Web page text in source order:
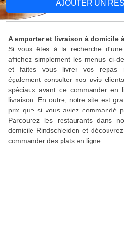
AJOUTER UN
A emporter et livraison à domicile
Si vous êtes à la recherche d'une
affichez simplement les menus ci-
et faites vous livrer vos repas
également consulter nos avis
spéciaux avant de commander en
livraison. En outre, notre site est
prix que si vous aviez commandé
Parcourez les restaurants dans
domicile Rindschleiden et
commander des plats en ligne.